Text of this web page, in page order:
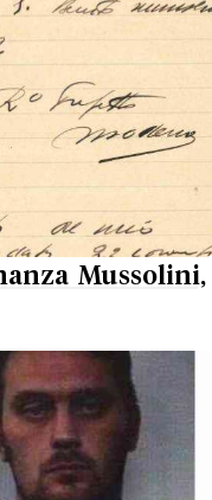
Mussolini,